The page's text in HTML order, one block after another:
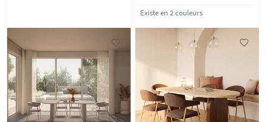
Existe en 2 couleurs